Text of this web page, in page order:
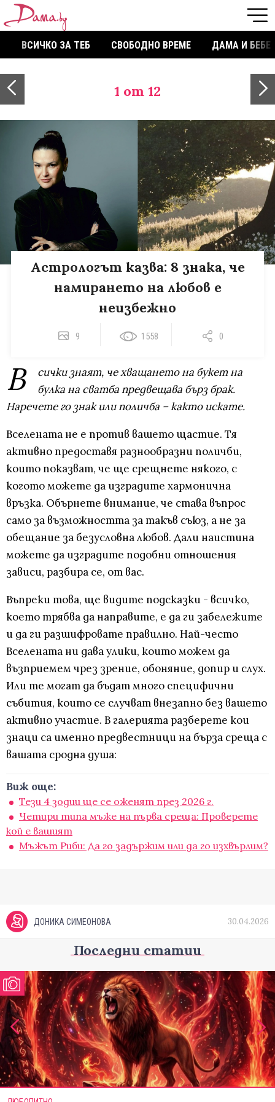
ВСИЧКО ЗА ТЕБ СВОБОДНО ВРЕМЕ ДАМА И БЕБЕ
1 от 12
Астрологът казва: 8 знака, че
намирането на любов е
неизбежно
9 1558 0
В
сички знаят, че хващането на букет на
булка на сватба предвещава бърз брак.
Наречете го знак или поличба – както искате.
Вселената не е против вашето щастие. Тя
активно предоставя разнообразни поличби,
които показват, че ще срещнете някого, с
когото можете да изградите хармонична
връзка. Обърнете внимание, че става въпрос
само за възможността за такъв съюз, а не за
обещание за безусловна любов. Дали наистина
можете да изградите подобни отношения
зависи, разбира се, от вас.
Въпреки това, ще видите подсказки - всичко,
което трябва да направите, е да ги забележите
и да ги разшифровате правилно. Най-често
Вселената ни дава улики, които можем да
възприемем чрез зрение, обоняние, допир и слух.
Или те могат да бъдат много специфични
събития, които се случват внезапно без вашето
активно участие. В галерията разберете кои
знаци са именно предвестници на бърза среща с
вашата сродна душа:
Виж още:
Тези 4 зодии ще се оженят през 2026 г.
Четири типа мъже на първа среща: Проверете
кой е вашият
Мъжът Риби: Да го задържим или да го изхвърлим?
ДОНИКА СИМЕОНОВА 30.04.2026
Последни статии